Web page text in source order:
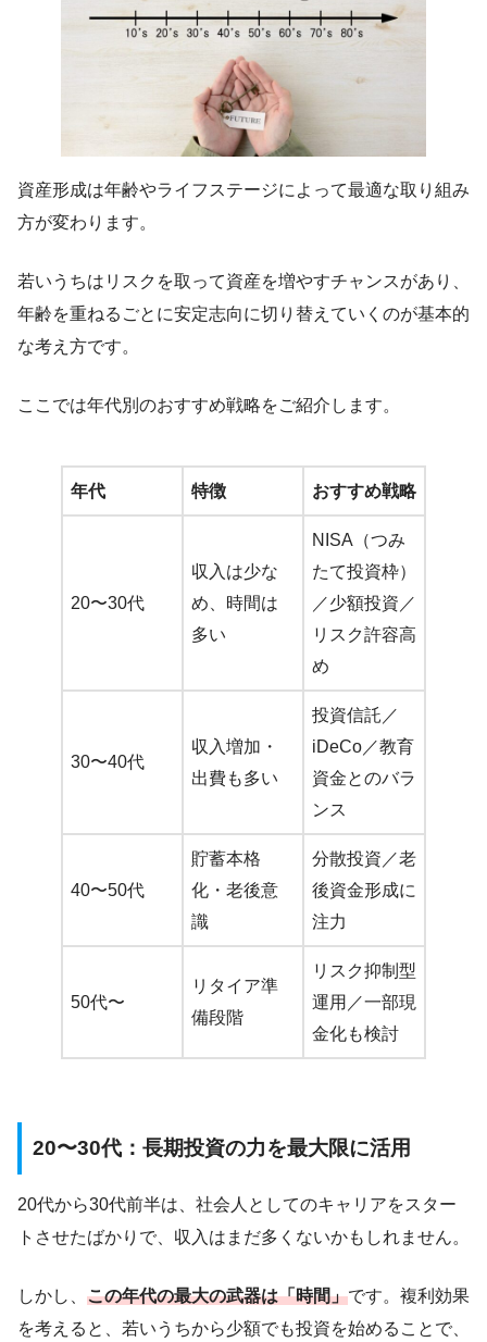
資産形成は年齢やライフステージによって最適な取り組み
方が変わります。
若いうちはリスクを取って資産を増やすチャンスがあり、
年齢を重ねるごとに安定志向に切り替えていくのが基本的
な考え方です。
ここでは年代別のおすすめ戦略をご紹介します。
年代 特徴 おすすめ戦略
20〜30代
収入は少な
め、時間は
多い
NISA（つみ
たて投資枠）
／少額投資／
リスク許容高
め
30〜40代
収入増加・
出費も多い
投資信託／
iDeCo／教育
資金とのバラ
ンス
40〜50代
貯蓄本格
化・老後意
識
分散投資／老
後資金形成に
注力
50代〜
リタイア準
備段階
リスク抑制型
運用／一部現
金化も検討
20〜30代：長期投資の力を最大限に活用
20代から30代前半は、社会人としてのキャリアをスター
トさせたばかりで、収入はまだ多くないかもしれません。
しかし、 この年代の最大の武器は「時間」です。複利効果
を考えると、若いうちから少額でも投資を始めることで、